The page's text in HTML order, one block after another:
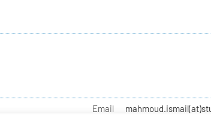
Email